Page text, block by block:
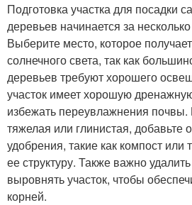
Подготовка участка для посадки
деревьев начинается за
Выберите место, которое
солнечного света, так как
деревьев требуют хорошего
участок имеет хорошую
избежать переувлажнения
тяжелая или глинистая, добавьте
удобрения, такие как компост
ее структуру. Также важно
выровнять участок, чтобы
корней.